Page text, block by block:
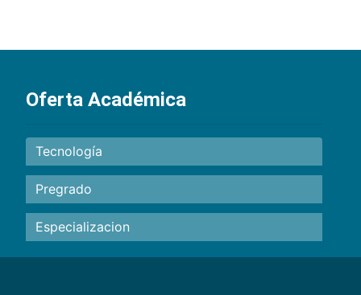
Oferta Académica
Tecnología
Pregrado
Especializacion